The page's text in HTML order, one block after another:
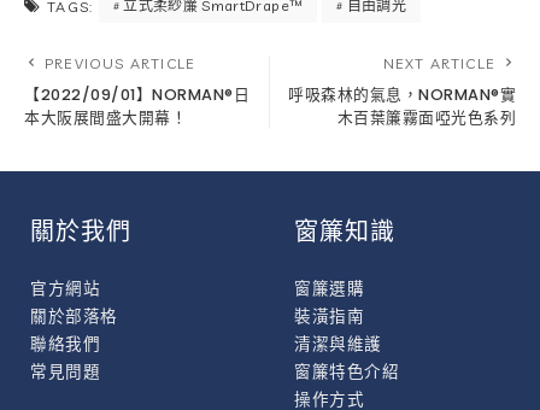
TAGS: 立式柔紗簾 SmartDrape™ 自由調光
PREVIOUS ARTICLE
【2022/09/01】NORMAN®日
本大阪展間盛大開幕！
NEXT ARTICLE
呼吸森林的氣息，NORMAN®實
木百葉簾霧面啞光色系列
關於我們
官方網站
關於部落格
聯絡我們
常見問題
窗簾知識
窗簾選購
裝潢指南
清潔與維護
窗簾特色介紹
操作方式